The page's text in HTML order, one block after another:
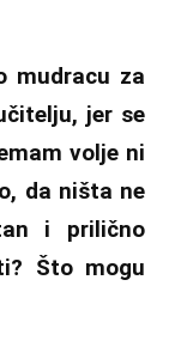
mudracu za
jer se
volje ni
da ništa ne
i prilično
Što mogu